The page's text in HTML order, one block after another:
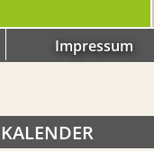
Impressum
KALENDER